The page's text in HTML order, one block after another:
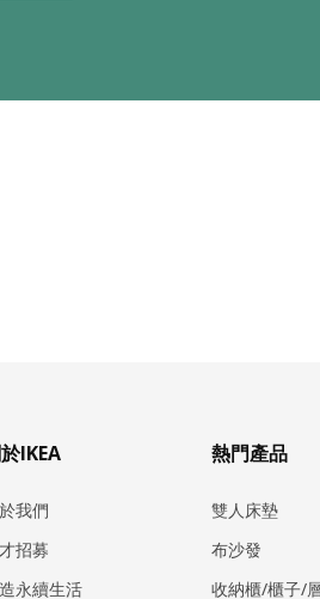
IKEA
我們
招募
永續生活
熱門產品
雙人床墊
布沙發
收納櫃/櫃子/